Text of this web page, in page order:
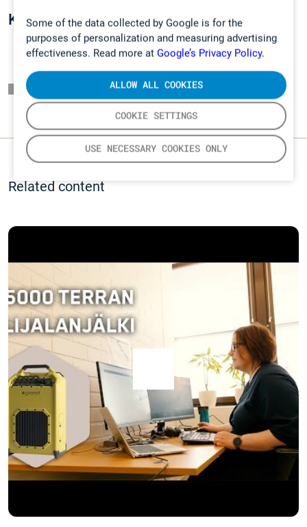
Some of the data collected by Google is for the
purposes of personalization and measuring advertising
effectiveness. Read more at Google’s Privacy Policy.
COOKIE SETTINGS
USE NECESSARY COOKIES ONLY
ALLOW ALL COOKIES
Kiinnostuitko? Ota yhteyttä:
Listaussivu
Related content